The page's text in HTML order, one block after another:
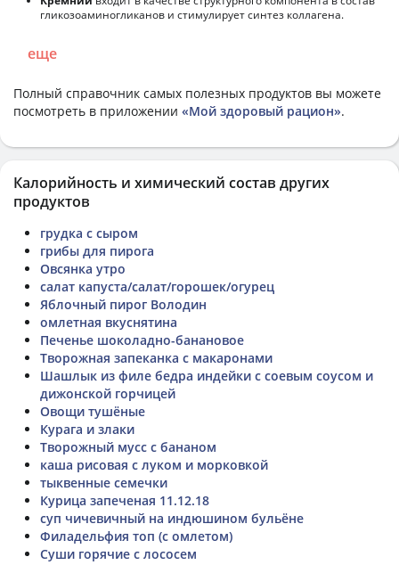
гликозоаминогликанов и стимулирует синтез коллагена.
еще
Полный справочник самых полезных продуктов вы можете
посмотреть в приложении «Мой здоровый рацион».
Калорийность и химический состав других
продуктов
грудка с сыром
грибы для пирога
Овсянка утро
салат капуста/салат/горошек/огурец
Яблочный пирог Володин
омлетная вкуснятина
Печенье шоколадно-банановое
Творожная запеканка с макаронами
Шашлык из филе бедра индейки с соевым соусом и
дижонской горчицей
Овощи тушёные
Курага и злаки
Творожный мусс с бананом
каша рисовая с луком и морковкой
тыквенные семечки
Курица запеченая 11.12.18
суп чичевичный на индюшином бульёне
Филадельфия топ (с омлетом)
Суши горячие с лососем